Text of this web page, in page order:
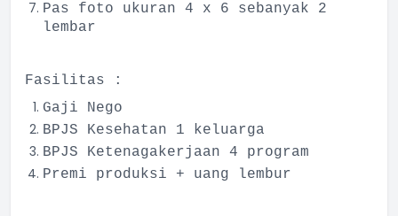
Pas foto ukuran 4 x 6 sebanyak 2
lembar
Fasilitas :
Gaji Nego
BPJS Kesehatan 1 keluarga
BPJS Ketenagakerjaan 4 program
Premi produksi + uang lembur